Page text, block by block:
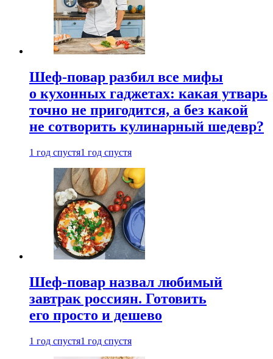
Шеф-повар разбил все мифы
о кухонных гаджетах: какая утварь
точно не пригодится, а без какой
не сотворить кулинарный шедевр?
1 год спустя1 год спустя
Шеф-повар назвал любимый
завтрак россиян. Готовить
его просто и дешево
1 год спустя1 год спустя